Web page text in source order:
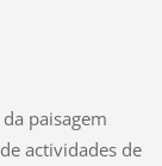
paisagem
actividades de